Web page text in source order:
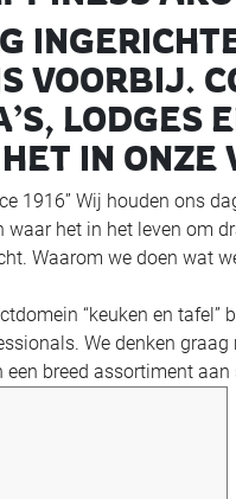
VOORBIJ.
LODGES
IN
1916” Wij houden ons
het in het leven om
Waarom we doen wat
“keuken en
We denken
breed assortiment